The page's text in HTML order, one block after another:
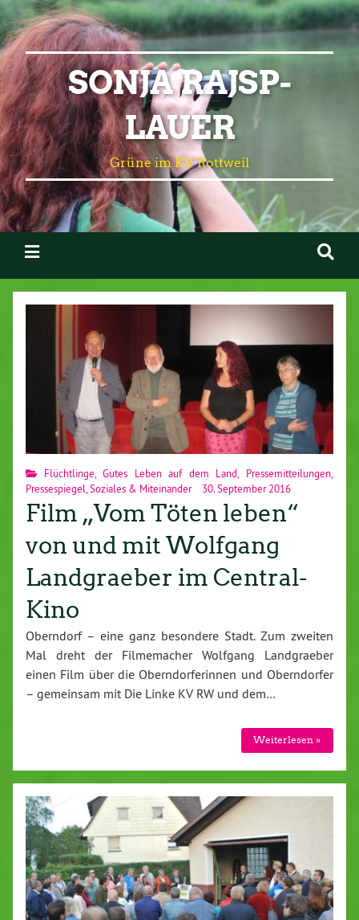
SONJA RAJSP-
LAUER
Grüne im KV Rottweil
Flüchtlinge ,Gutes Leben auf dem Land Pressemitteilungen
Pressespiegel Soziales & Miteinander 30. September 2016
Film „Vom Töten leben“
von und mit Wolfgang
Landgraeber im Central-
Kino
Oberndorf – eine ganz besondere Stadt. Zum zweiten
Mal dreht der Filmemacher Wolfgang Landgraeber
einen Film über die Oberndorferinnen und Oberndorfer
– gemeinsam mit Die Linke KV RW und dem…
Weiterlesen »